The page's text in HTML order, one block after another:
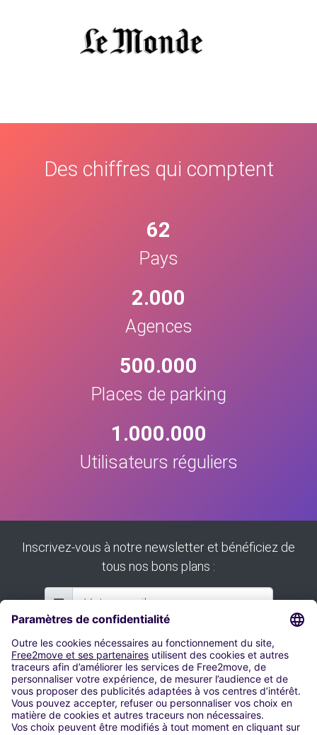
Des chiffres qui comptent
62
Pays
2.000
Agences
500.000
Places de parking
1.000.000
Utilisateurs réguliers
Inscrivez-vous à notre newsletter et bénéficiez de
tous nos bons plans :